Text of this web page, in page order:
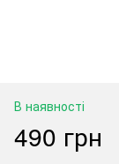
В наявності
490 грн